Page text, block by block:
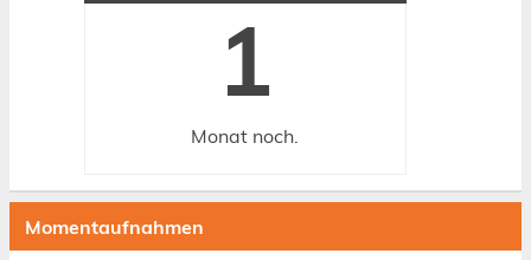
1
Monat noch.
Momentaufnahmen